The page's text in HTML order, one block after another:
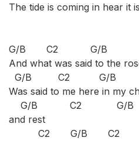
The tide is coming in hear it is
G/B C2 G/B
And what was said to the
G/B C2 G/B
Was said to me here in my
G/B C2 G/B
and rest
C2 G/B C2